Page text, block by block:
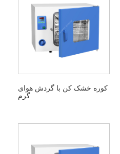
کوره خشک کن با گردش هوای
گرم